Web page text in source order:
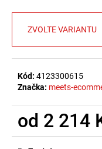
ZVOLTE VARIANTU
Kód: 4123300615
Značka: meets-
od 2 214
Měrná